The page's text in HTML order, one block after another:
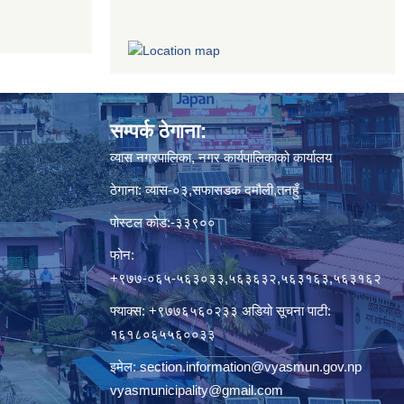
सम्पर्क ठेगाना:
व्यास नगरपालिका, नगर कार्यपालिकाको कार्यालय
ठेगाना: व्यास-०३,सफासडक दमौली,तनहुँ
पोस्टल कोड:-३३९००
फोन:
+९७७-०६५-५६३०३३,५६३६३२,५६३१६३,५६३१६२
फ्याक्स: +९७७६५६०२३३ अडियो सूचना पाटी:
१६१८०६५५६००३३
इमेल:section.information@vyasmun.gov.np
vyasmunicipality@gmail.com